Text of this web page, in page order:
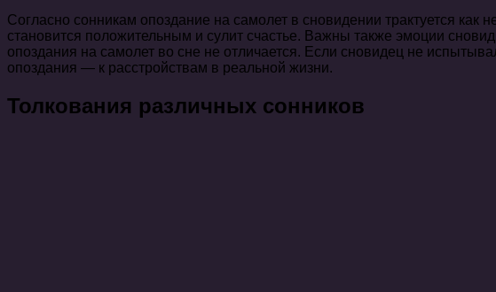
Согласно сонникам опоздание на самолет в сновидении трактуется
становится положительным и сулит счастье. Важны также эмоции
опоздания на самолет во сне не отличается. Если сновидец не
опоздания — к расстройствам в реальной жизни.
Толкования различных сонников